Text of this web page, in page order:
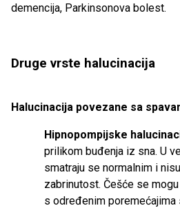
demencija, Parkinsonova bolest.
Druge vrste halucinacija
Halucinacija povezane sa
Hipnopompijske
prilikom buđenja iz sna. U
smatraju se normalnim i
zabrinutost. Češće se
s određenim poremećajima